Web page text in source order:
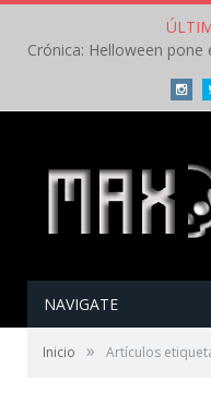
NAVIGATE
Inicio » Artículos